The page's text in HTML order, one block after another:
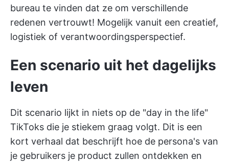
bureau te vinden dat ze om verschillende
redenen vertrouwt! Mogelijk vanuit een creatief,
logistiek of verantwoordingsperspectief.
Een scenario uit het dagelijks
leven
Dit scenario lijkt in niets op de "day in the life"
TikToks die je stiekem graag volgt. Dit is een
kort verhaal dat beschrijft hoe de persona's van
je gebruikers je product zullen ontdekken en